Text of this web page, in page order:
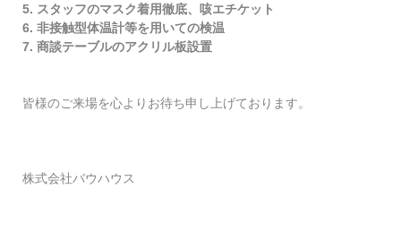
5. スタッフのマスク着用徹底、咳エチケット
6. 非接触型体温計等を用いての検温
7. 商談テーブルのアクリル板設置
皆様のご来場を心よりお待ち申し上げております。
株式会社バウハウス